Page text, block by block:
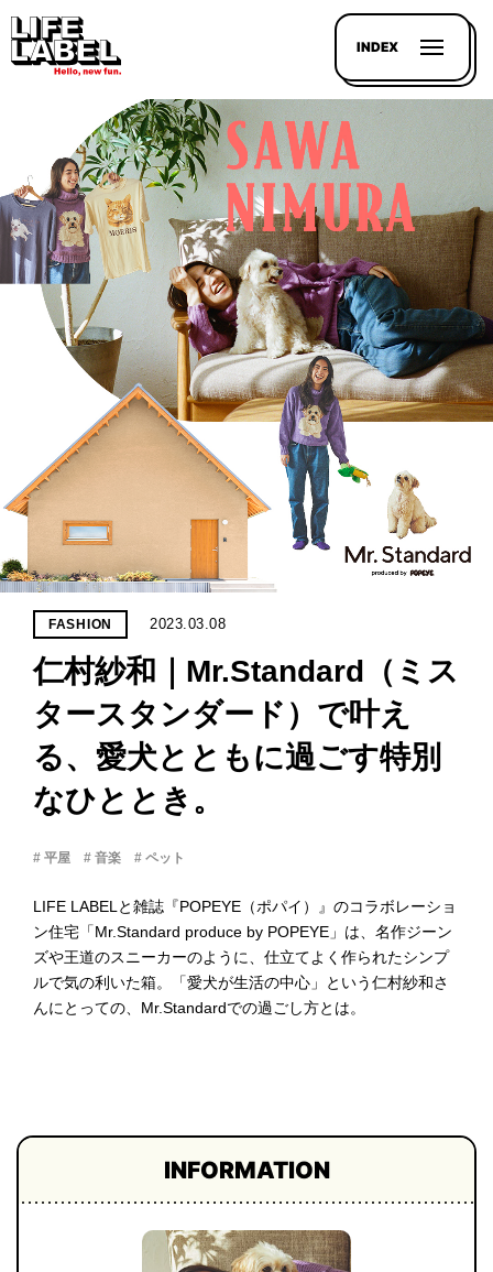
INDEX
記事を
探す
LL
HOUSE
LINE-
PROJECT
WHAT’S
LIFE
ライフレー
つ
はい
企業の
方へ
お問い
合わせ
FASHION 2023.03.08
仁村紗和｜Mr.Standard（ミス
タースタンダード）で叶え
る、愛犬とともに過ごす特別
なひととき。
# 平屋 # 音楽 # ペット
LIFE LABELと雑誌『POPEYE（ポパイ）』のコラボレーショ
ン住宅「Mr.Standard produce by POPEYE」は、名作ジーン
ズや王道のスニーカーのように、仕立てよく作られたシンプ
ルで気の利いた箱。「愛犬が生活の中心」という仁村紗和さ
んにとっての、Mr.Standardでの過ごし方とは。
INFORMATION